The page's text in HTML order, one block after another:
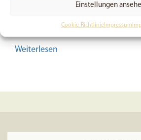
Einstellungen
Cookie-RichtlinieImpressum
Weiterlesen